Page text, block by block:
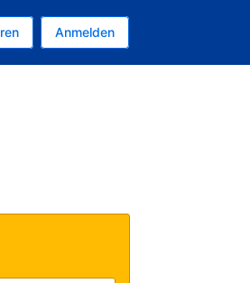
Deutsch
Anmelden